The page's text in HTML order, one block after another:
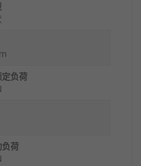
负荷
荷